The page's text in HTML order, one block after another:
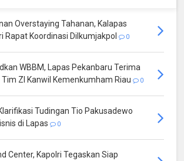
Overstaying Tahanan, Kalapas
Rapat Koordinasi Dilkumjakpol
0
WBBM, Lapas Pekanbaru Terima
ZI Kanwil Kemenkumham Riau
0
Tudingan Tio Pakusadewo
di Lapas
0
Center, Kapolri Tegaskan Siap